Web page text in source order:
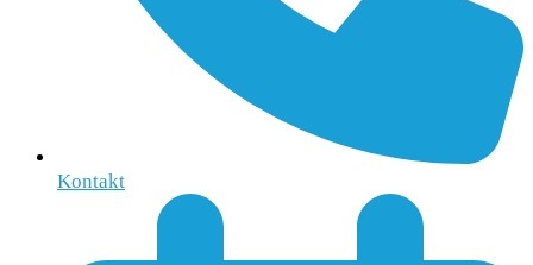
Kontakt